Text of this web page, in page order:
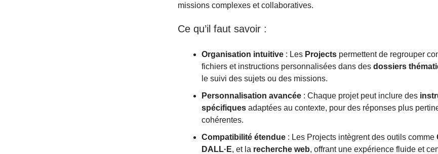
missions complexes et collaboratives.
Ce qu’il faut savoir :
Organisation intuitive : Les Projects permettent de regrouper
fichiers et instructions personnalisées dans des dossiers
le suivi des sujets ou des missions.
Personnalisation avancée : Chaque projet peut inclure des
spécifiques adaptées au contexte, pour des réponses plus
cohérentes.
Compatibilité étendue : Les Projects intègrent des outils comme
DALL·E, et la recherche web, offrant une expérience fluide et